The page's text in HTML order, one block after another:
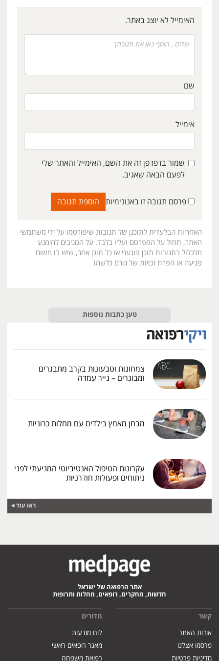
האימייל לא יוצג באתר.
שם
אימייל
שמור בדפדפן זה את השם, האימייל והאתר שלי
לפעם הבאה שאגיב.
פרסם תגובה זו באנונימיות
האחריות הבלעדית לתוכנן של תגובות שיפורסמו על ידי משתמשי
האתר, תחול על המפרסם ועליו בלבד. על המגיבים להימנע
מלכלול בתגובות תוכן פוגעני או כל תוכן אחר, שיש בו משום
פגיעה או הפרת זכויות של גורם כלשהו
טען כתבות נוספות
צמחונות וטבעונות בקרב מתבגרים
ומבוגרים – נייר עמדה
מבחן מאמץ בילדים עם מחלות כרוניות
עקרונות הטיפול האנטיביוטי המניעתי לפני
ניתוחים ופעולות חודרניות
ראו עוד
אתר הרפואה של ישראל
חדשות, מחקרים, רופאים, מחלות ותרופות
קשר
אודות האתר
פרסמו אצלנו
מדיניות פרטיות
מדורים
לוח מודעות
מאגר רופאים ראשי
רפואת משפחה